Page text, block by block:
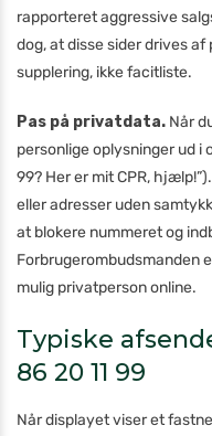
rapporteret aggressive
dog, at disse sider drives
supplering, ikke facitliste.
Pas på privatdata. Når
personlige oplysninger ud i
99? Her er mit CPR,
eller adresser uden
at blokere nummeret og
Forbrugerombudsmanden
mulig privatperson online.
Typiske
86 20 11 99
Når displayet viser et